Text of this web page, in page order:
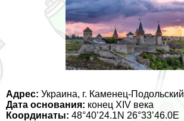
Адрес: Украина, г. Каменец-Подольский
Дата основания: конец XIV века
Координаты: 48°40’24.1N 26°33’46.0E